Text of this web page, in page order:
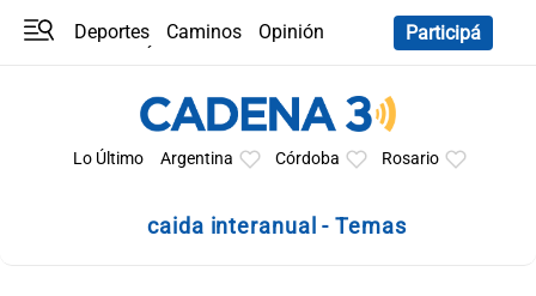
Deportes Caminos
Opinión
Participá
Lo Último Argentina Córdoba Rosario
caida interanual - Temas